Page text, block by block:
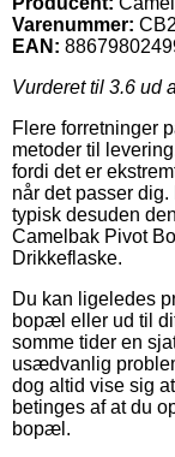
Varenummer:
EAN:
Vurderet til 3.6 ud
Flere forretninger
metoder til
fordi det er
når det passer
typisk desuden
Camelbak Pivot
Drikkeflaske.
Du kan ligeledes
bopæl eller ud til
somme tider en
usædvanlig
dog altid vise sig
betinges af at du
bopæl.